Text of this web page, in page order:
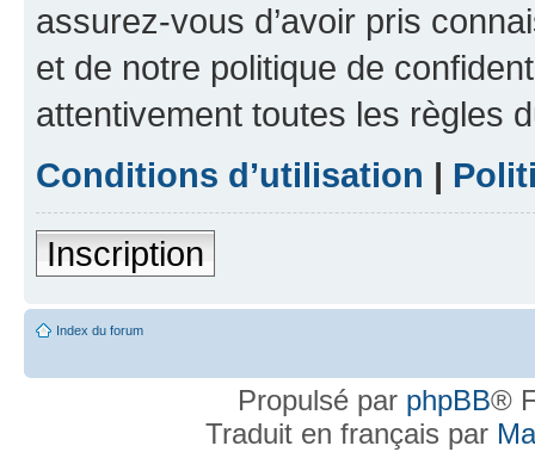
assurez-vous d’avoir pris
et de notre politique de
attentivement toutes les règles
Conditions d’utilisation |
Inscription
Index du forum
Propulsé par phpBB®
Traduit en français par